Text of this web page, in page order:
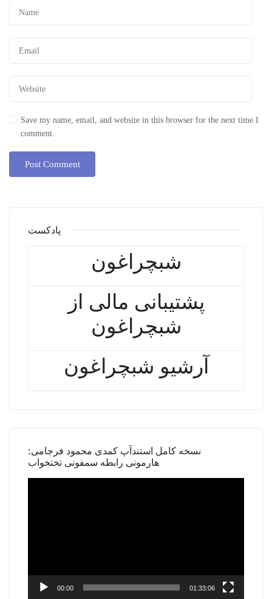
Save my name, email, and website in this browser for the next time I
comment.
پادکست
شبچراغون
پشتیبانی مالی از
شبچراغون
آرشیو شبچراغون
نسخه کامل استندآپ کمدی محمود فرجامی:
هارمونی رابطه سمفونی تختخواب
00:00 01:33:06